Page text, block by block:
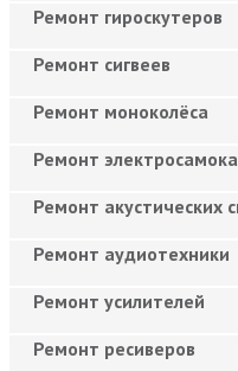
Ремонт гироскутеров
Ремонт сигвеев
Ремонт моноколёса
Ремонт
Ремонт акустических
Ремонт аудиотехники
Ремонт усилителей
Ремонт ресиверов